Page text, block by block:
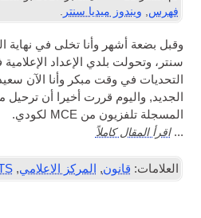
فهرس, ويندوز ميديا ​​سنتر .
وقبل بضعة أشهر وأنا تخلى في نهاية
سنتر، وتحولت بلدي الإعداد
التحديات في وقت مبكر وأنا الآن
الجديد, واليوم قررت أخيرا أن ترحيل
المسجلةتلفزيون من MCE لكودي.
...اقرأ المقال كاملاً
العلامات: قانون, المركز الاعلامي,